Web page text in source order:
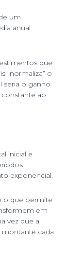
um
anual
que
“normaliza” o
seria o ganho
constante ao
inicial e
exponencial.
o que permite
em
vez que a
montante cada